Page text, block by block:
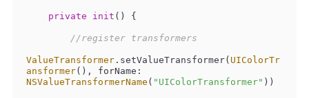
private init () {
//register transformers
ValueTransformer .setValueTransformer( UIColorTr
ansformer
NSValueTransformerName ( "UIColorTransformer" ))